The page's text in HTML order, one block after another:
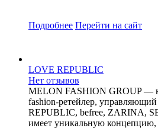
Подробнее Перейти на сайт
LOVE REPUBLIC
Нет отзывов
MELON FASHION GROUP —
fashion-ретейлер,
REPUBLIC, befree, ZARINA,
имеет уникальную концепцию,